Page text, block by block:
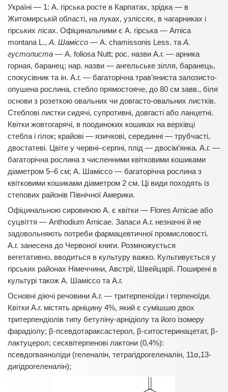
Україні — 1: А. гірська росте в Карпатах, зрідка — в
Житомирській області, на луках, узліссях, в чагарниках і
гірських лісах. Офіцинальними є А. гірська — Arnica
montana L., А. Шаміссо — А. chamissonis Less. та А.
густолиста — A. foliosa Nutt; рос. назви А.г. — арника
горная, баранец; нар. назви — ангельське зілля, баранець,
спокусівник та ін. А.г. — багаторічна трав’яниста залозисто-
опушена рослина, стебло прямостояче, до 80 см завв., біля
основи з розеткою овальних чи довгасто-овальних листків.
Стеблові листки сидячі, супротивні, довгасті або ланцетні.
Квітки жовтогарячі, в поодиноких кошиках на верхівці
стебла і гілок; крайові — язичкові, серединні — трубчасті,
двостатеві. Цвіте у червні–серпні, плід — двосім’янка. А.г. —
багаторічна рослина з численними квітковими кошиками
діаметром 5–6 см; А. Шаміссо — багаторічна рослина з
квітковими кошиками діаметром 2 см. Ці види походять із
степових районів Північної Америки.
Офіцинальною сировиною А. є квітки — Flores Arnicae або
суцвіття — Anthodium Arnicae. Запаси А.г. незначні й не
задовольняють потреби фармацевтичної промисловості.
А.г. занесена до Червоної книги. Розмножується
вегетативно, вводиться в культуру важко. Культивується у
гірських районах Німеччини, Австрії, Швейцарії. Поширені в
культурі також А. Шаміссо та А.г.
Основні діючі речовини А.г. — тритерпеноїди і терпеноїди.
Квітки А.г. містять арніцину 4%, який є сумішшю двох
тритерпендіолів типу бетуліну-арнідіолу та його ізомеру
фарадіолу; β-псевдотараксастерол, β-ситостеринацетат, β-
лактуцерол; сесквітерпенові лактони (0,4%):
псевдогваяноліди (геленалін, тетрагідрогеленалін, 11α,13-
дигідрогеленалін);